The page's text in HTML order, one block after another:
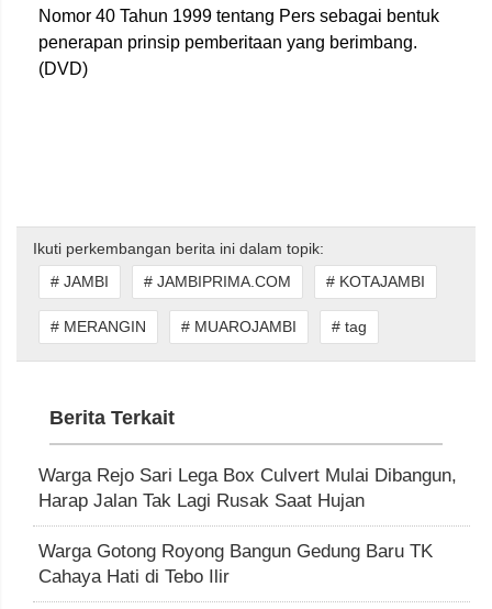
Nomor 40 Tahun 1999 tentang Pers sebagai bentuk
penerapan prinsip pemberitaan yang berimbang.
(DVD)
Ikuti perkembangan berita ini dalam topik:
# JAMBI
# JAMBIPRIMA.COM # KOTAJAMBI
# MERANGIN # MUAROJAMBI # tag
Berita Terkait
Warga Rejo Sari Lega Box Culvert Mulai Dibangun,
Harap Jalan Tak Lagi Rusak Saat Hujan
Warga Gotong Royong Bangun Gedung Baru TK
Cahaya Hati di Tebo Ilir